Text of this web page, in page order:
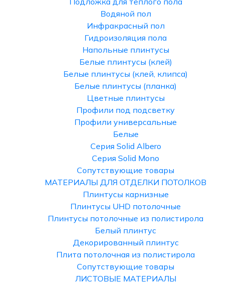
Водяной пол
Инфракрасный пол
Гидроизоляция пола
Напольные плинтусы
Белые плинтусы (клей)
Белые плинтусы (клей, клипса)
Белые плинтусы (планка)
Цветные плинтусы
Профили под подсветку
Профили универсальные
Белые
Серия Solid Albero
Серия Solid Mono
Сопутствующие товары
МАТЕРИАЛЫ ДЛЯ ОТДЕЛКИ ПОТОЛКОВ
Плинтусы карнизные
Плинтусы UHD потолочные
Плинтусы потолочные из полистирола
Белый плинтус
Декорированный плинтус
Плита потолочная из полистирола
Сопутствующие товары
ЛИСТОВЫЕ МАТЕРИАЛЫ